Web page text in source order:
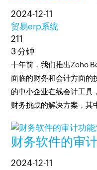
2024-12-11
贸易erp系统
211
3 分钟
十年前，我们推出Zoho
面临的财务和会计方面的
的中小企业在线会计工具
财务挑战的解决方案，其
财务软件的审
2024-12-11